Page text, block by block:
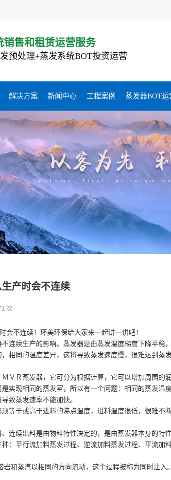
售和租赁运营服务
预处理+蒸发系统BOT投资运营
解决方案 新闻中心 工程案例 蒸发器BOT运
产时会不连续
次
会不连续！环美环保给大家来一起讲一讲吧！
续生产的影响。蒸发器是由蒸发温度梯度下降平稳
相同的温度差异，这将导致蒸发速度慢，很难达到蒸
Ｒ蒸发器，它可分为根据计算，它可以增加周围的
实现相同的蒸发室，所以有一个问题：相同的蒸发温
致蒸发速率不能加快。
于或高于进料的沸点温度，进料温度很低，很难不
续出料是由物料特性决定的，是由蒸发器本身的特性
平行流加料蒸发过程、逆流加料蒸发过程、平流加
蒸汽以相同的方向流动，这个过程被称为同时注入